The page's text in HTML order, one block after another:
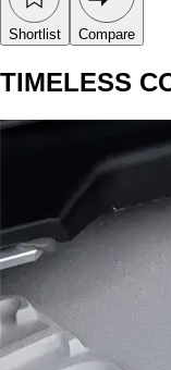
Shortlist Compare
TIMELESS